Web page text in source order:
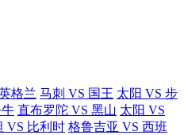
格兰 马刺 VS 国王 太阳 VS 步
直布罗陀 VS 黑山 太阳 VS
VS 比利时 格鲁吉亚 VS 西班